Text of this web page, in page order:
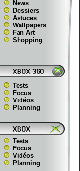
News
Dossiers
Astuces
Wallpapers
Fan Art
Shopping
Tests
Focus
Vidéos
Planning
Tests
Focus
Vidéos
Planning